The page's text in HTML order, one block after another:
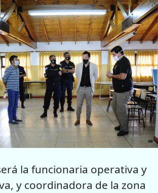
la funcionaria operativa y
y coordinadora de la zona